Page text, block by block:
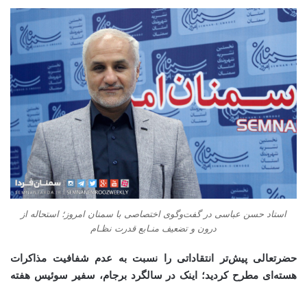
استاد حسن عباسی در گفت‌وگوی اختصاصی با سمنان امروز؛ استحاله از
درون و تضعیف منـابع قدرت نظـام
حضرتعالی پیش‌تر انتقاداتی را نسبت به عدم شفافیت مذاکرات
هسته‌ای مطرح کردید؛ اینک در سالگرد برجام، سفیر سوئیس هفته